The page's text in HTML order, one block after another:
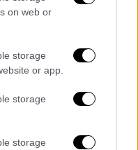
on web or
storage
or app.
storage
storage
αναπτήρας
όπως αναφέρει το
ως βασιλικό
σε διακοσμητική
και
συνολικού